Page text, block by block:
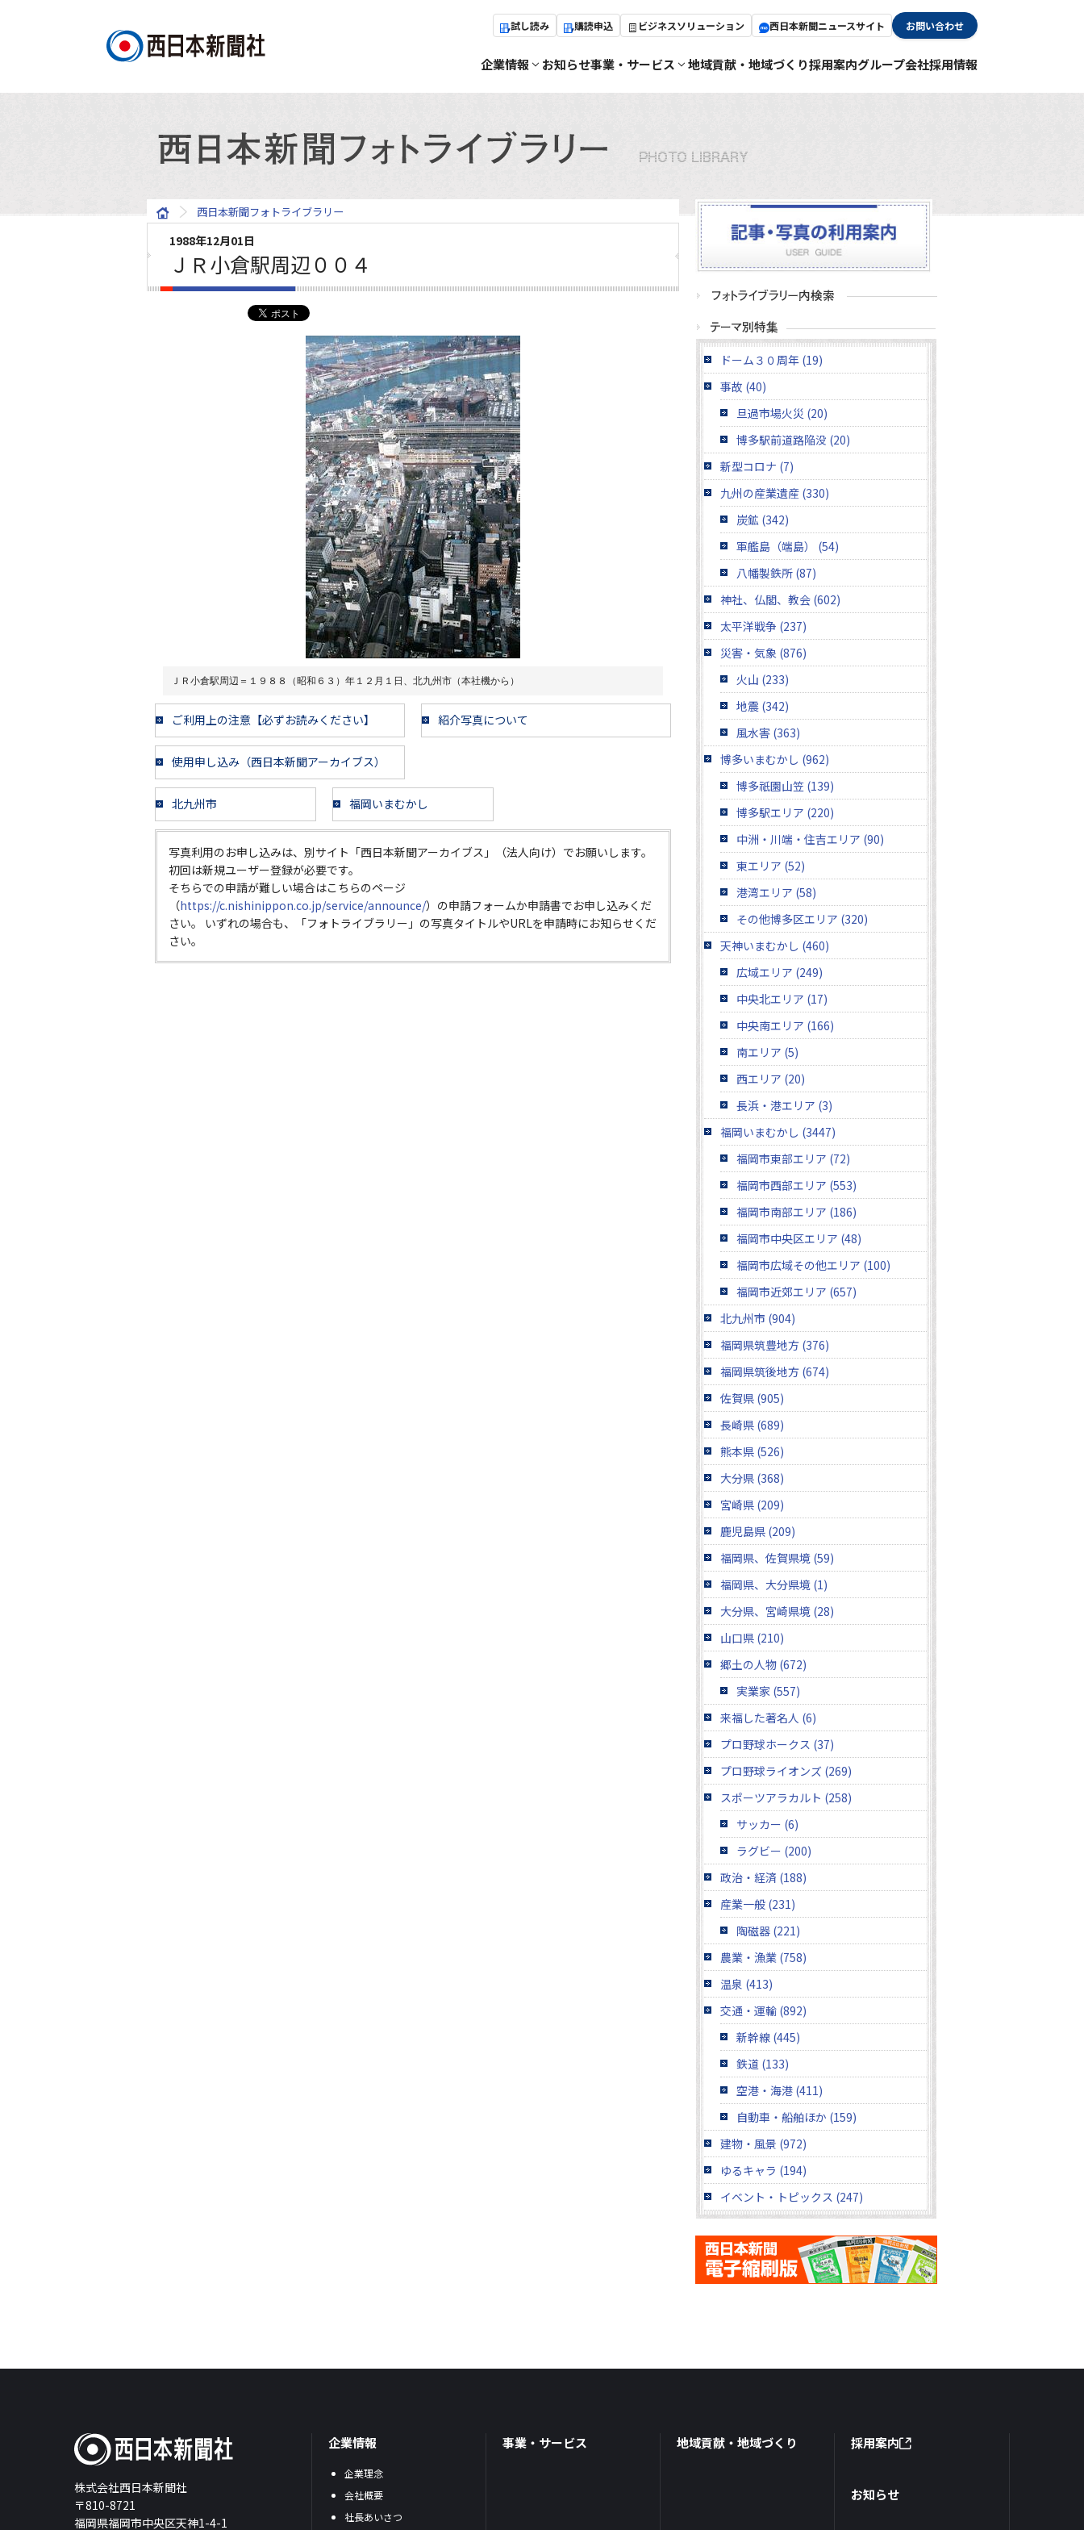
試し読み 購読申込 ビジネスソリューション 西日本新聞ニュースサイト お問い合わせ
企業情報 お知らせ事業・サービス 地域貢献・地域づくり採用案内グループ会社採用情報
西日本新聞フォトライブラリー
1988年12月01日
ＪＲ小倉駅周辺００４
ＪＲ小倉駅周辺＝１９８８（昭和６３）年１２月１日、北九州市（本社機から）
ご利用上の注意【必ずお読みください】 紹介写真について
使用申し込み（西日本新聞アーカイブス）
北九州市 福岡いまむかし
写真利用のお申し込みは、別サイト「西日本新聞アーカイブス」（法人向け）でお願いします。
初回は新規ユーザー登録が必要です。
そちらでの申請が難しい場合はこちらのページ
（https://c.nishinippon.co.jp/service/announce/）の申請フォームか申請書でお申し込みくだ
さい。 いずれの場合も、「フォトライブラリー」の写真タイトルやURLを申請時にお知らせくだ
さい。
ドーム３０周年 (19)
事故 (40)
旦過市場火災 (20)
博多駅前道路陥没 (20)
新型コロナ (7)
九州の産業遺産 (330)
炭鉱 (342)
軍艦島（端島） (54)
八幡製鉄所 (87)
神社、仏閣、教会 (602)
太平洋戦争 (237)
災害・気象 (876)
火山 (233)
地震 (342)
風水害 (363)
博多いまむかし (962)
博多祇園山笠 (139)
博多駅エリア (220)
中洲・川端・住吉エリア (90)
東エリア (52)
港湾エリア (58)
その他博多区エリア (320)
天神いまむかし (460)
広域エリア (249)
中央北エリア (17)
中央南エリア (166)
南エリア (5)
西エリア (20)
長浜・港エリア (3)
福岡いまむかし (3447)
福岡市東部エリア (72)
福岡市西部エリア (553)
福岡市南部エリア (186)
福岡市中央区エリア (48)
福岡市広域その他エリア (100)
福岡市近郊エリア (657)
北九州市 (904)
福岡県筑豊地方 (376)
福岡県筑後地方 (674)
佐賀県 (905)
長崎県 (689)
熊本県 (526)
大分県 (368)
宮崎県 (209)
鹿児島県 (209)
福岡県、佐賀県境 (59)
福岡県、大分県境 (1)
大分県、宮崎県境 (28)
山口県 (210)
郷土の人物 (672)
実業家 (557)
来福した著名人 (6)
プロ野球ホークス (37)
プロ野球ライオンズ (269)
スポーツアラカルト (258)
サッカー (6)
ラグビー (200)
政治・経済 (188)
産業一般 (231)
陶磁器 (221)
農業・漁業 (758)
温泉 (413)
交通・運輸 (892)
新幹線 (445)
鉄道 (133)
空港・海港 (411)
自動車・船舶ほか (159)
建物・風景 (972)
ゆるキャラ (194)
イベント・トピックス (247)
株式会社西日本新聞社
〒810-8721
福岡県福岡市中央区天神1-4-1
企業情報
企業理念
会社概要
社長あいさつ
事業・サービス 地域貢献・地域づくり 採用案内
お知らせ